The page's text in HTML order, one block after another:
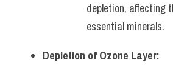
depletion, affecting
essential minerals.
Depletion of Ozone Layer: